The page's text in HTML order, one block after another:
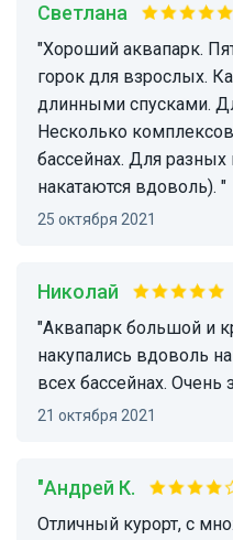
Светлана
"Хороший аквапарк. Пять больших интересных
горок для взрослых.
длинными спусками.
Несколько
бассейнах. Для разных
накатаются вдоволь). "
25 октября 2021
Николай
"Аквапарк большой и красивый. Мы накатались и
накупались вдоволь
всех бассейнах. Очень
21 октября 2021
"Андрей К.
Отличный курорт, с множеством бассейнов и